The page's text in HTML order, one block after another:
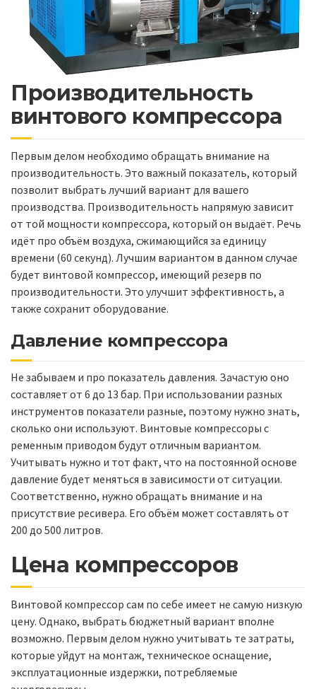
Производительность
винтового компрессора
Первым делом необходимо обращать внимание на
производительность. Это важный показатель, который
позволит выбрать лучший вариант для вашего
производства. Производительность напрямую зависит
от той мощности компрессора, который он выдаёт. Речь
идёт про объём воздуха, сжимающийся за единицу
времени (60 секунд). Лучшим вариантом в данном случае
будет винтовой компрессор, имеющий резерв по
производительности. Это улучшит эффективность, а
также сохранит оборудование.
Давление компрессора
Не забываем и про показатель давления. Зачастую оно
составляет от 6 до 13 бар. При использовании разных
инструментов показатели разные, поэтому нужно знать,
сколько они используют. Винтовые компрессоры с
ременным приводом будут отличным вариантом.
Учитывать нужно и тот факт, что на постоянной основе
давление будет меняться в зависимости от ситуации.
Соответственно, нужно обращать внимание и на
присутствие ресивера. Его объём может составлять от
200 до 500 литров.
Цена компрессоров
Винтовой компрессор сам по себе имеет не самую низкую
цену. Однако, выбрать бюджетный вариант вполне
возможно. Первым делом нужно учитывать те затраты,
которые уйдут на монтаж, техническое оснащение,
эксплуатационные издержки, потребляемые